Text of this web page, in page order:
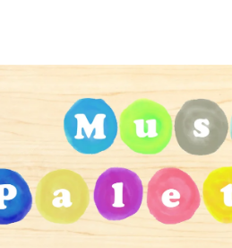
トピックス
お知らせ
イベント・グッズ
YouTube
会社情報